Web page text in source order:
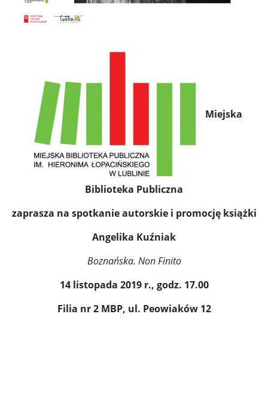
Miejska
Biblioteka Publiczna
zaprasza na spotkanie autorskie i promocję książki
Angelika Kuźniak
Boznańska. Non Finito
14 listopada 2019 r., godz. 17.00
Filia nr 2 MBP, ul. Peowiaków 12